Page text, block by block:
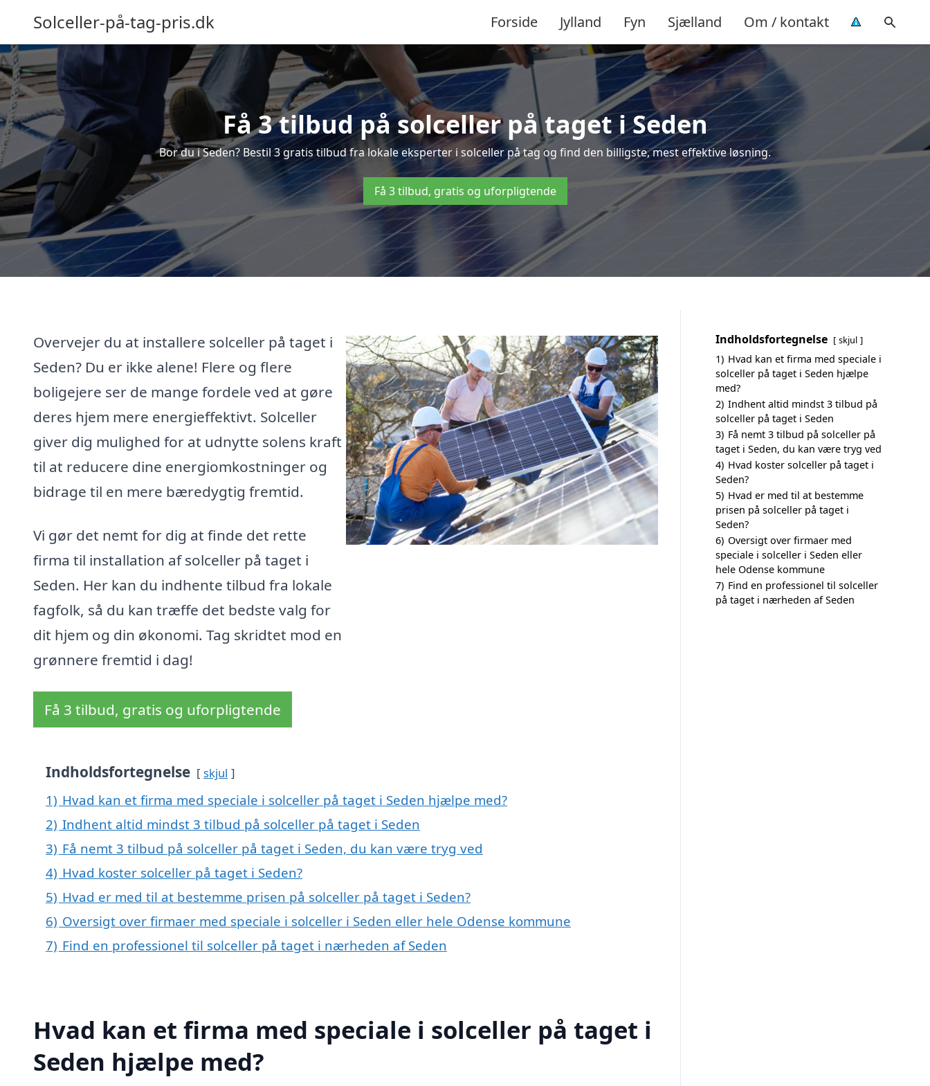
Solceller-på-tag-pris.dk Forside Jylland Fyn Sjælland Om / kontakt
Få 3 tilbud på solceller på taget i Seden
Bor du i Seden? Bestil 3 gratis tilbud fra lokale eksperter i solceller på tag og find den billigste, mest effektive løsning.
Få 3 tilbud, gratis og uforpligtende
Overvejer du at installere solceller på taget i
Seden? Du er ikke alene! Flere og flere
boligejere ser de mange fordele ved at gøre
deres hjem mere energieffektivt. Solceller
giver dig mulighed for at udnytte solens kraft
til at reducere dine energiomkostninger og
bidrage til en mere bæredygtig fremtid.
Vi gør det nemt for dig at finde det rette
firma til installation af solceller på taget i
Seden. Her kan du indhente tilbud fra lokale
fagfolk, så du kan træffe det bedste valg for
dit hjem og din økonomi. Tag skridtet mod en
grønnere fremtid i dag!
Få 3 tilbud, gratis og uforpligtende
Indholdsfortegnelse skjul
1) Hvad kan et firma med speciale i solceller på taget i Seden hjælpe med?
2) Indhent altid mindst 3 tilbud på solceller på taget i Seden
3) Få nemt 3 tilbud på solceller på taget i Seden, du kan være tryg ved
4) Hvad koster solceller på taget i Seden?
5) Hvad er med til at bestemme prisen på solceller på taget i Seden?
6) Oversigt over firmaer med speciale i solceller i Seden eller hele Odense kommune
7) Find en professionel til solceller på taget i nærheden af Seden
Hvad kan et firma med speciale i solceller på taget i
Seden hjælpe med?
Indholdsfortegnelse skjul
1) Hvad kan et firma med speciale i
solceller på taget i Seden hjælpe
med?
2) Indhent altid mindst 3 tilbud på
solceller på taget i Seden
3) Få nemt 3 tilbud på solceller på
taget i Seden, du kan være tryg ved
4) Hvad koster solceller på taget i
Seden?
5) Hvad er med til at bestemme
prisen på solceller på taget i
Seden?
6) Oversigt over firmaer med
speciale i solceller i Seden eller
hele Odense kommune
7) Find en professionel til solceller
på taget i nærheden af Seden